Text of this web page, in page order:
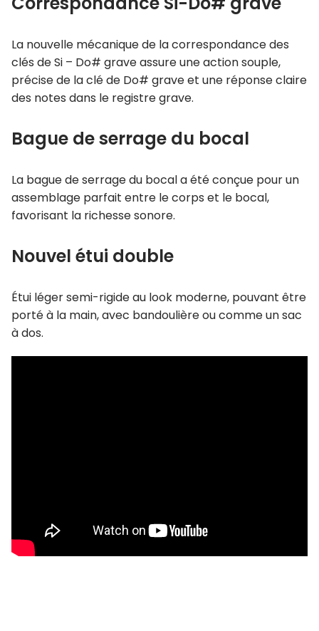
La nouvelle mécanique de la correspondance des
clés de Si – Do# grave assure une action souple,
précise de la clé de Do# grave et une réponse claire
des notes dans le registre grave.
Bague de serrage du bocal
La bague de serrage du bocal a été conçue pour un
assemblage parfait entre le corps et le bocal,
favorisant la richesse sonore.
Nouvel étui double
Étui léger semi-rigide au look moderne, pouvant être
porté à la main, avec bandoulière ou comme un sac
à dos.